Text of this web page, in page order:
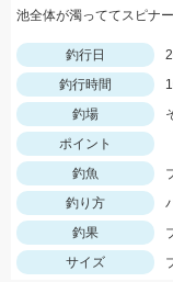
釣行日
釣行時間
釣場
ポイント
釣魚
釣り方
釣果
サイズ